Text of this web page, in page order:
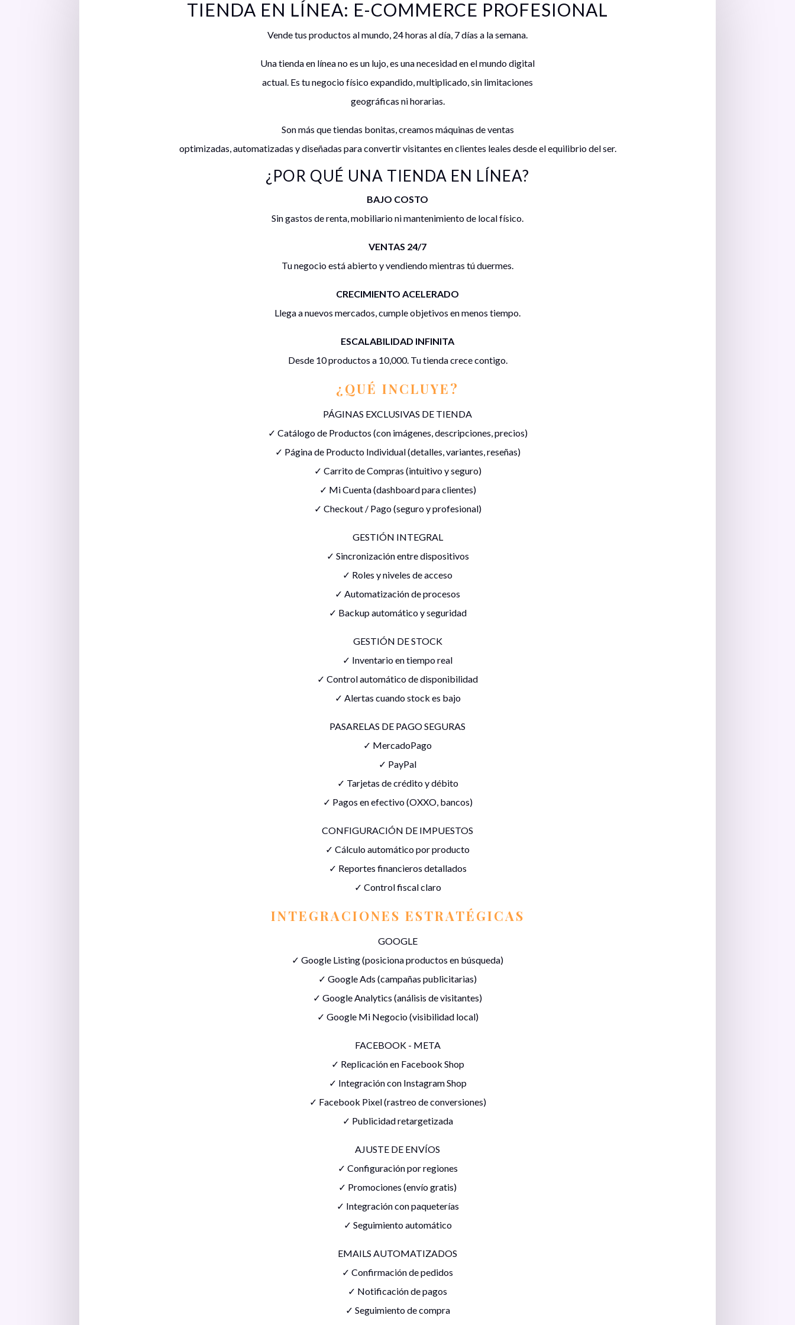
TIENDA EN LÍNEA: E-COMMERCE PROFESIONAL
Vende tus productos al mundo, 24 horas al día, 7 días a la semana.
Una tienda en línea no es un lujo, es una necesidad en el mundo digital
actual. Es tu negocio físico expandido, multiplicado, sin limitaciones
geográficas ni horarias.
Son más que tiendas bonitas, creamos máquinas de ventas
optimizadas, automatizadas y diseñadas para convertir visitantes en clientes leales desde el equilibrio del ser.
¿POR QUÉ UNA TIENDA EN LÍNEA?
BAJO COSTO
Sin gastos de renta, mobiliario ni mantenimiento de local físico.
VENTAS 24/7
Tu negocio está abierto y vendiendo mientras tú duermes.
CRECIMIENTO ACELERADO
Llega a nuevos mercados, cumple objetivos en menos tiempo.
ESCALABILIDAD INFINITA
Desde 10 productos a 10,000. Tu tienda crece contigo.
¿QUÉ INCLUYE?
PÁGINAS EXCLUSIVAS DE TIENDA
✓ Catálogo de Productos (con imágenes, descripciones, precios)
✓ Página de Producto Individual (detalles, variantes, reseñas)
✓ Carrito de Compras (intuitivo y seguro)
✓ Mi Cuenta (dashboard para clientes)
✓ Checkout / Pago (seguro y profesional)
GESTIÓN INTEGRAL
✓ Sincronización entre dispositivos
✓ Roles y niveles de acceso
✓ Automatización de procesos
✓ Backup automático y seguridad
GESTIÓN DE STOCK
✓ Inventario en tiempo real
✓ Control automático de disponibilidad
✓ Alertas cuando stock es bajo
PASARELAS DE PAGO SEGURAS
✓ MercadoPago
✓ PayPal
✓ Tarjetas de crédito y débito
✓ Pagos en efectivo (OXXO, bancos)
CONFIGURACIÓN DE IMPUESTOS
✓ Cálculo automático por producto
✓ Reportes financieros detallados
✓ Control fiscal claro
INTEGRACIONES ESTRATÉGICAS
GOOGLE
✓ Google Listing (posiciona productos en búsqueda)
✓ Google Ads (campañas publicitarias)
✓ Google Analytics (análisis de visitantes)
✓ Google Mi Negocio (visibilidad local)
FACEBOOK - META
✓ Replicación en Facebook Shop
✓ Integración con Instagram Shop
✓ Facebook Pixel (rastreo de conversiones)
✓ Publicidad retargetizada
AJUSTE DE ENVÍOS
✓ Configuración por regiones
✓ Promociones (envío gratis)
✓ Integración con paqueterías
✓ Seguimiento automático
EMAILS AUTOMATIZADOS
✓ Confirmación de pedidos
✓ Notificación de pagos
✓ Seguimiento de compra